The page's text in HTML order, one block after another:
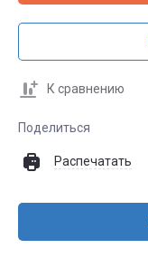
К сравнению
Поделиться
Распечатать